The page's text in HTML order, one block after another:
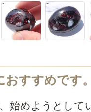
始めようとして